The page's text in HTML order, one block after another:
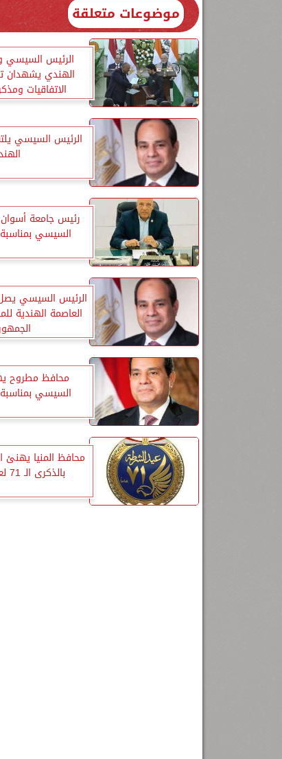
موضوعات متعلقة
الرئيس السيسي
الهندي يشهدان
الاتفاقيات
الرئيس السيسي
رئيس جامعة
السيسي
الرئيس السيسي
العاصمة الهندية
محافظ مطروح
السيسي
محافظ المنيا
بالذكرى الـ 71 لعيد الشرطة